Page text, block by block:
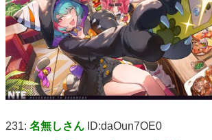
231: 名無しさん ID:daOun7OE0